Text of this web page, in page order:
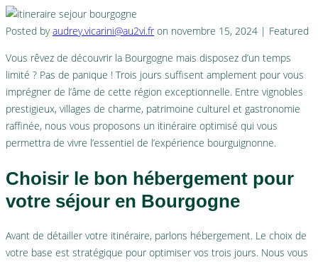
Posted byaudrey.vicarini@au2vi.fr on novembre 15, 2024 | Featured
Vous rêvez de découvrir la Bourgogne mais disposez d’un temps
limité ? Pas de panique ! Trois jours suffisent amplement pour vous
imprégner de l’âme de cette région exceptionnelle. Entre vignobles
prestigieux, villages de charme, patrimoine culturel et gastronomie
raffinée, nous vous proposons un itinéraire optimisé qui vous
permettra de vivre l’essentiel de l’expérience bourguignonne.
Choisir le bon hébergement pour
votre séjour en Bourgogne
Avant de détailler votre itinéraire, parlons hébergement. Le choix de
votre base est stratégique pour optimiser vos trois jours. Nous vous